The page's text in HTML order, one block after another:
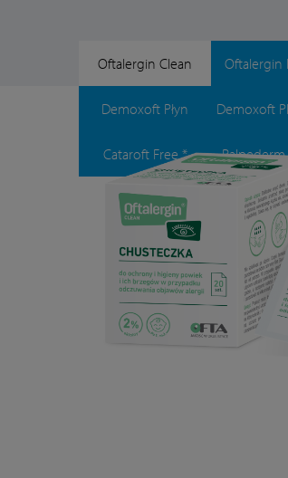
Oftalergin Clean
NOWOŚĆ
Oftalergin
Demoxoft Płyn Demoxoft
Cataroft Free *